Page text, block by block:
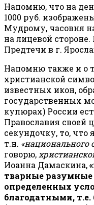
Напомню, что на
1000 руб.
Мудрому, часовня
на лицевой
Предтечи в г.
Напомню также и о
христианской
известных икон,
государственных
купюрах) России
Православия своей
секундочку, то, что
т.н. «национального
говорю,
Иоанна Дамаскина,
тварные
определенных
благодатными,